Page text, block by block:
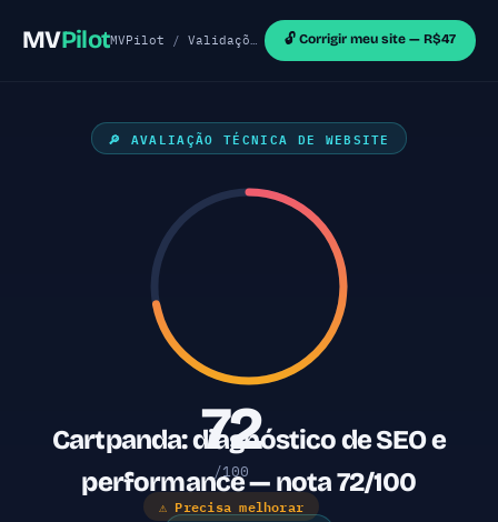
MVPilotMVPilot /Validações de MVP /Sites Outras
🔓 Corrigir meu site — R$47
🔎 AVALIAÇÃO TÉCNICA DE WEBSITE
72
/100
⚠ Precisa melhorar
Cartpanda: diagnóstico de SEO e
performance — nota 72/100